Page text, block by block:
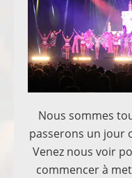
Nous sommes
passerons un jour
Venez nous voir
commencer à